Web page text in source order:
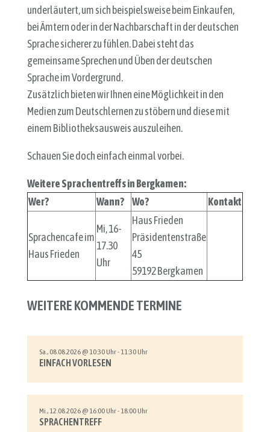
underläutert, um sich beispielsweise beim Einkaufen,
bei Ämtern oder in der Nachbarschaft in der deutschen
Sprache sicherer zu fühlen. Dabei steht das
gemeinsame Sprechen und Üben der deutschen
Sprache im Vordergrund.
Zusätzlich bieten wir Ihnen eine Möglichkeit in den
Medien zum Deutschlernen zu stöbern und diese mit
einem Bibliotheksausweis auszuleihen.
Schauen Sie doch einfach einmal vorbei.
Weitere Sprachentreffs in Bergkamen:
Wer?
Wann? Wo? Kontakt
Sprachencafe im
Haus Frieden
Mi, 16-
17.30
Uhr
Haus Frieden
Präsidentenstraße
45
59192 Bergkamen
WEITERE KOMMENDE TERMINE
Sa., 08.08.2026 @ 10:30 Uhr - 11:30 Uhr
EINFACH VORLESEN
Mi., 12.08.2026 @ 16:00 Uhr - 18:00 Uhr
SPRACHENTREFF